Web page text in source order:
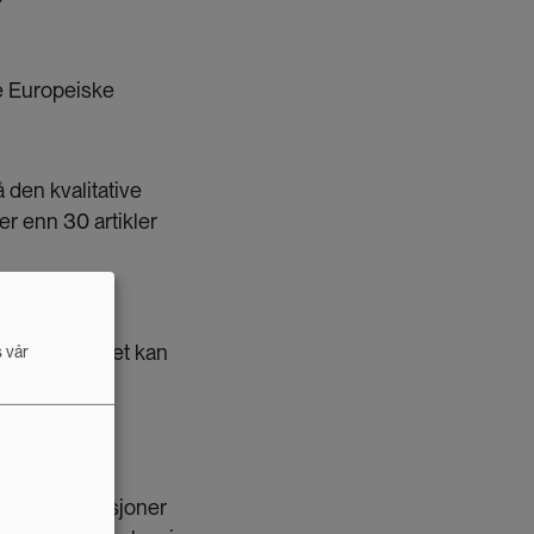
Europeiske
den kvalitative
enn 30 artikler
gjerne
i nord. Det kan
dens funksjoner
vår